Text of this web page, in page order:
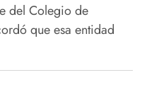
del Colegio de
que esa entidad